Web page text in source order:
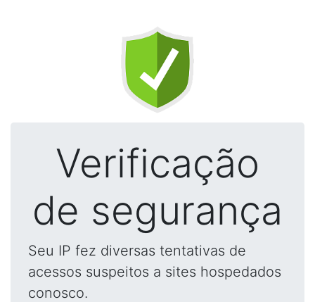
Verificação
de segurança
Seu IP fez diversas tentativas de
acessos suspeitos a sites hospedados
conosco.